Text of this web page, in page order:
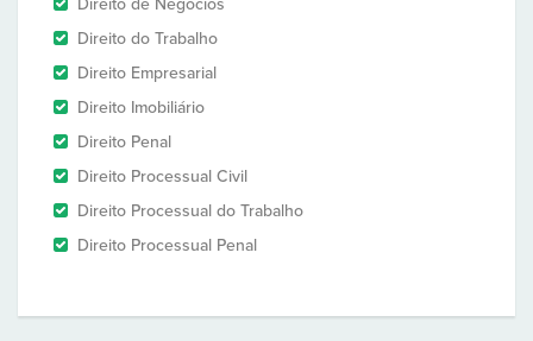
Direito de Negócios
Direito do Trabalho
Direito Empresarial
Direito Imobiliário
Direito Penal
Direito Processual Civil
Direito Processual do Trabalho
Direito Processual Penal